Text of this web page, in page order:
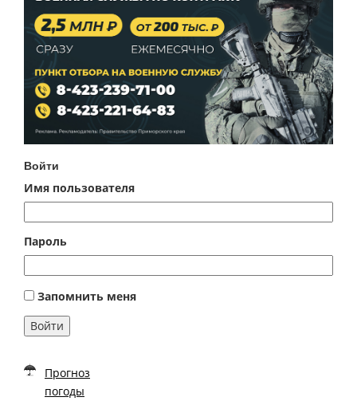
Войти
Имя пользователя
Пароль
Запомнить меня
Войти
Прогноз
погоды